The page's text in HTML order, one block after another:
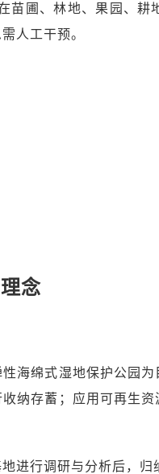
苗圃、林地、果园、
人工干预。
念
海绵式湿地保护公园
纳存蓄；应用可再生
进行调研与分析后，